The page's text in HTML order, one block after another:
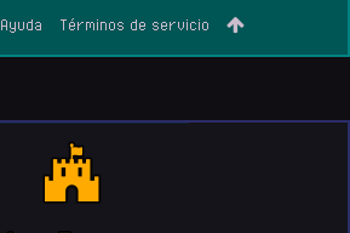
Ayuda Términos de servicio